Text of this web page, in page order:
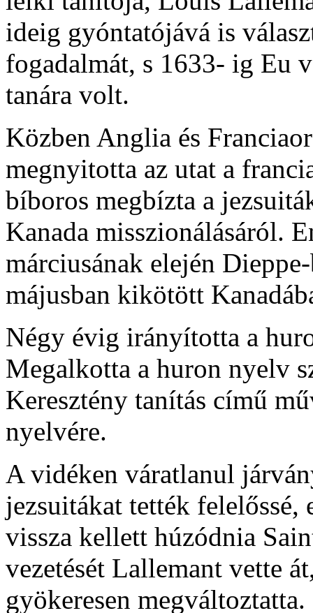
ideig gyóntatójává is
fogadalmát, s 1633- ig Eu
tanára volt.
Közben Anglia és
megnyitotta az utat a
bíboros megbízta a
Kanada misszionálásáról.
márciusának elején
májusban kikötött
Négy évig irányította a
Megalkotta a huron nyelv
Keresztény tanítás című
nyelvére.
A vidéken váratlanul
jezsuitákat tették felelőssé,
vissza kellett húzódnia
vezetését Lallemant vette
gyökeresen